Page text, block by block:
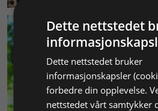
MILJØ &
Dette nettstedet
Dette nettstedet bruker
informasjonskapsler
forbedre din opplevelse.
nettstedet vårt samtykker